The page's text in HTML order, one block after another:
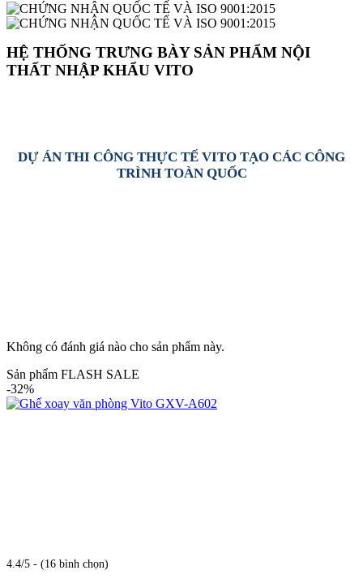
HỆ THỐNG TRƯNG BÀY SẢN PHẨM NỘI
THẤT NHẬP KHẨU VITO
DỰ ÁN THI CÔNG THỰC TẾ VITO TẠO CÁC CÔNG
TRÌNH TOÀN QUỐC
Không có đánh giá nào cho sản phẩm này.
Sản phẩm FLASH SALE
-32%
4.4/5 - (16 bình chọn)